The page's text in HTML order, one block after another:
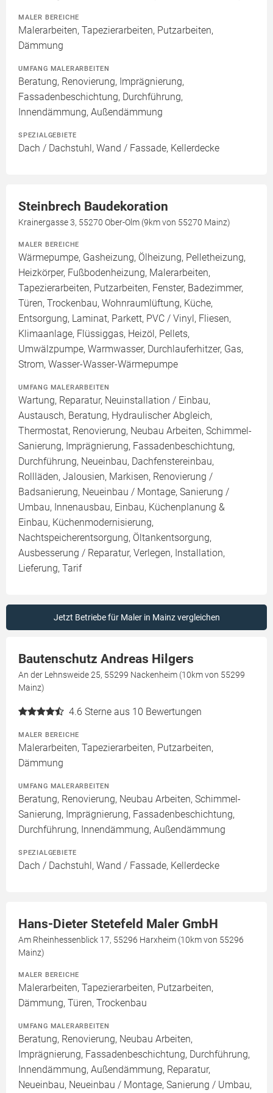
MALER BEREICHE
Malerarbeiten, Tapezierarbeiten, Putzarbeiten,
Dämmung
UMFANG MALERARBEITEN
Beratung, Renovierung, Imprägnierung,
Fassadenbeschichtung, Durchführung,
Innendämmung, Außendämmung
SPEZIALGEBIETE
Dach / Dachstuhl, Wand / Fassade, Kellerdecke
Steinbrech Baudekoration
Krainergasse 3, 55270 Ober-Olm (9km von 55270 Mainz)
MALER BEREICHE
Wärmepumpe, Gasheizung, Ölheizung, Pelletheizung,
Heizkörper, Fußbodenheizung, Malerarbeiten,
Tapezierarbeiten, Putzarbeiten, Fenster, Badezimmer,
Türen, Trockenbau, Wohnraumlüftung, Küche,
Entsorgung, Laminat, Parkett, PVC / Vinyl, Fliesen,
Klimaanlage, Flüssiggas, Heizöl, Pellets,
Umwälzpumpe, Warmwasser, Durchlauferhitzer, Gas,
Strom, Wasser-Wasser-Wärmepumpe
UMFANG MALERARBEITEN
Wartung, Reparatur, Neuinstallation / Einbau,
Austausch, Beratung, Hydraulischer Abgleich,
Thermostat, Renovierung, Neubau Arbeiten, Schimmel-
Sanierung, Imprägnierung, Fassadenbeschichtung,
Durchführung, Neueinbau, Dachfenstereinbau,
Rollläden, Jalousien, Markisen, Renovierung /
Badsanierung, Neueinbau / Montage, Sanierung /
Umbau, Innenausbau, Einbau, Küchenplanung &
Einbau, Küchenmodernisierung,
Nachtspeicherentsorgung, Öltankentsorgung,
Ausbesserung / Reparatur, Verlegen, Installation,
Lieferung, Tarif
Jetzt Betriebe für Maler in Mainz vergleichen
Bautenschutz Andreas Hilgers
An der Lehnsweide 25, 55299 Nackenheim (10km von 55299
Mainz)
4.6 Sterne aus 10 Bewertungen
MALER BEREICHE
Malerarbeiten, Tapezierarbeiten, Putzarbeiten,
Dämmung
UMFANG MALERARBEITEN
Beratung, Renovierung, Neubau Arbeiten, Schimmel-
Sanierung, Imprägnierung, Fassadenbeschichtung,
Durchführung, Innendämmung, Außendämmung
SPEZIALGEBIETE
Dach / Dachstuhl, Wand / Fassade, Kellerdecke
Hans-Dieter Stetefeld Maler GmbH
Am Rheinhessenblick 17, 55296 Harxheim (10km von 55296
Mainz)
MALER BEREICHE
Malerarbeiten, Tapezierarbeiten, Putzarbeiten,
Dämmung, Türen, Trockenbau
UMFANG MALERARBEITEN
Beratung, Renovierung, Neubau Arbeiten,
Imprägnierung, Fassadenbeschichtung, Durchführung,
Innendämmung, Außendämmung, Reparatur,
Neueinbau, Neueinbau / Montage, Sanierung / Umbau,